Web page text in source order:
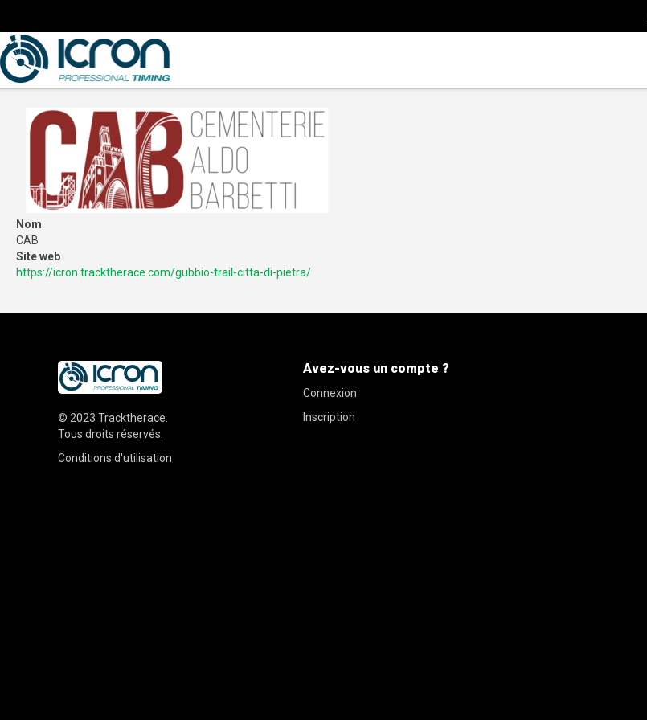
Nom
CAB
Site web
https://icron.tracktherace.com/gubbio-trail-citta-di-pietra/
© 2023 Tracktherace
Tous droits réservés.
Conditions d'utilisation
Avez-vous un compte ?
Connexion
Inscription